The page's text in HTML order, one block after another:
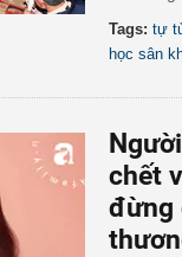
Tags: tự
học sân
chết
đừng